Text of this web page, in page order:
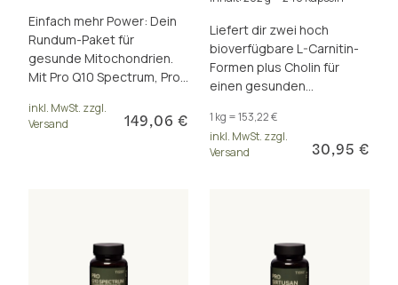
Einfach mehr Power: Dein
Rundum-Paket für
gesunde Mitochondrien.
Mit Pro Q10 Spectrum, Pro
Ribose.
inkl. MwSt. zzgl.
Versand
149,06 €
Liefert dir zwei hoch
bioverfügbare L-Carnitin-
Formen plus Cholin für
einen gesunden
Sportler und
Vegetarier/Veganer.
1 kg = 153,22 €
inkl. MwSt. zzgl.
Versand
30,95 €